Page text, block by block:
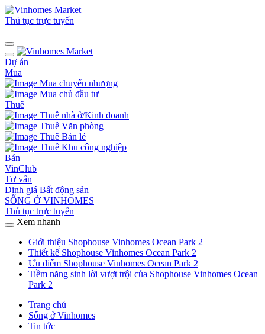
Thủ tục trực tuyến
Dự án
Mua
Mua chuyển nhượng
Mua chủ đầu tư
Thuê
Thuê nhà ở/Kinh doanh
Thuê Văn phòng
Thuê Bán lẻ
Thuê Khu công nghiệp
Bán
VinClub
Tư vấn
Định giá Bất động sản
SỐNG Ở VINHOMES
Thủ tục trực tuyến
Xem nhanh
Giới thiệu Shophouse Vinhomes Ocean Park 2
Thiết kế Shophouse Vinhomes Ocean Park 2
Ưu điểm Shophouse Vinhomes Ocean Park 2
Tiềm năng sinh lời vượt trội của Shophouse Vinhomes Ocean
Park 2
Trang chủ
Sống ở Vinhomes
Tin tức